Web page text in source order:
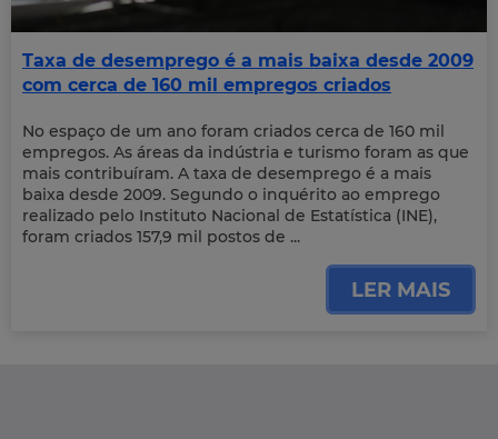
Taxa de desemprego é a mais baixa desde 2009
com cerca de 160 mil empregos criados
No espaço de um ano foram criados cerca de 160 mil
empregos. As áreas da indústria e turismo foram as que
mais contribuíram. A taxa de desemprego é a mais
baixa desde 2009. Segundo o inquérito ao emprego
realizado pelo Instituto Nacional de Estatística (INE),
foram criados 157,9 mil postos de ...
LER MAIS